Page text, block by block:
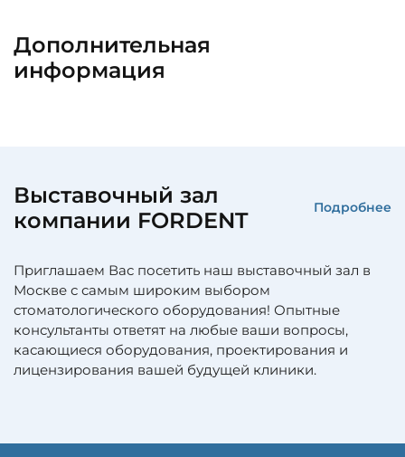
Дополнительная
информация
Выставочный зал
компании FORDENT
Подробнее
Приглашаем Вас посетить наш выставочный зал в
Москве с самым широким выбором
стоматологического оборудования! Опытные
консультанты ответят на любые ваши вопросы,
касающиеся оборудования, проектирования и
лицензирования вашей будущей клиники.